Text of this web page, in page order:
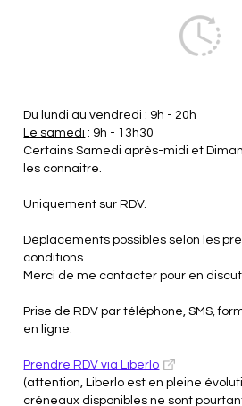
Du lundi au vendredi : 9h - 20h
Le samedi : 9h - 13h30
Certains Samedi après-midi et
les connaitre.
Uniquement sur RDV.
Déplacements possibles selon les
conditions.
Merci de me contacter pour en
Prise de RDV par téléphone, SMS,
en ligne.
Prendre RDV via Liberlo
(attention, Liberlo est en pleine
créneaux disponibles ne sont